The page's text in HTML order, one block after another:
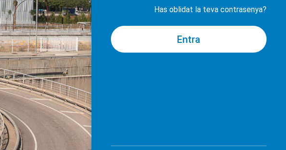
Has oblidat la teva contrasenya?